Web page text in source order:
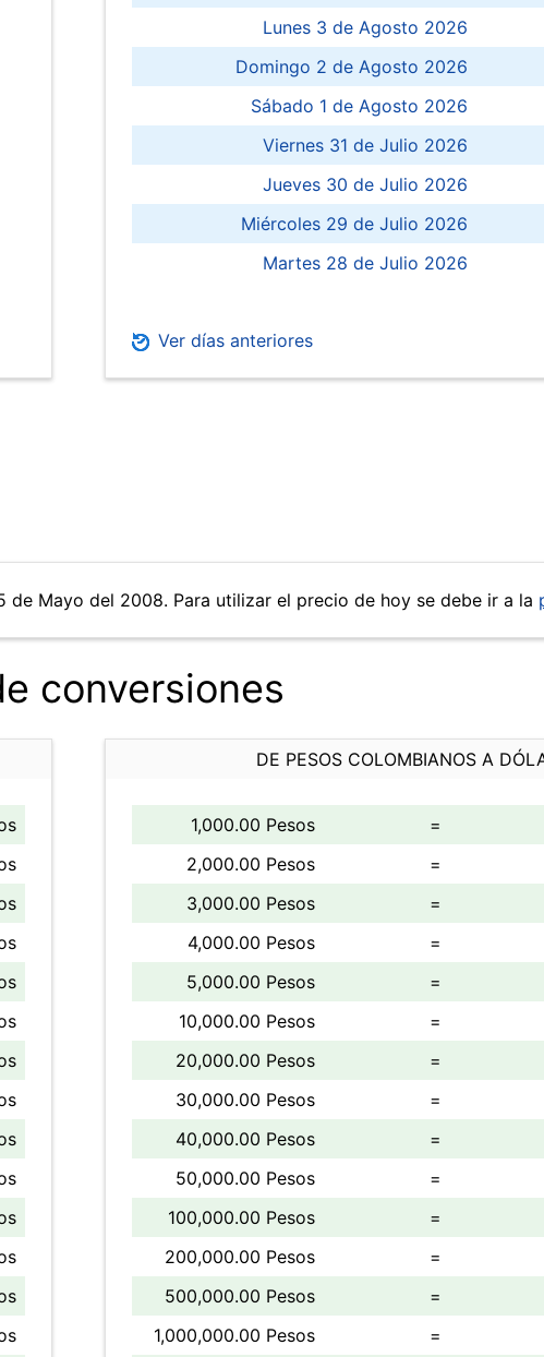
Lunes 3 de Agosto 2026
Domingo 2 de Agosto 2026
Sábado 1 de Agosto 2026
Viernes 31 de Julio 2026
Jueves 30 de Julio 2026
Miércoles 29 de Julio 2026
Martes 28 de Julio 2026
Ver días anteriores
Mayo del 2008. Para utilizar el precio de hoy se debe ir a la
conversiones
DE PESOS COLOMBIANOS A
1,000.00 Pesos =
2,000.00 Pesos
=
3,000.00 Pesos
=
4,000.00 Pesos
=
5,000.00 Pesos
=
10,000.00 Pesos
=
20,000.00 Pesos
=
30,000.00 Pesos
=
40,000.00 Pesos
=
50,000.00 Pesos
=
100,000.00 Pesos
=
200,000.00 Pesos
=
500,000.00 Pesos
=
1,000,000.00 Pesos
=